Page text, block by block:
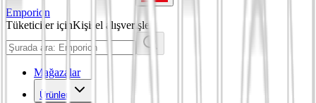
Emporion
Tüketiciler içinKişisel alışverişler
Mağazalar
Ürünler